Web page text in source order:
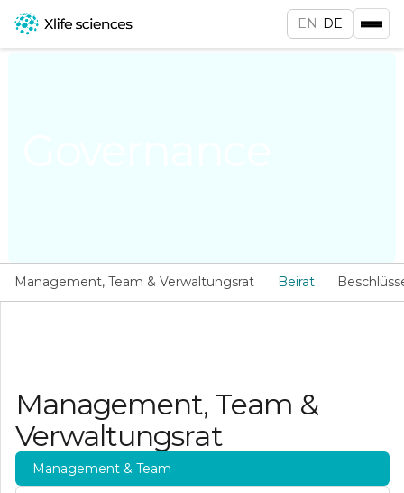
EN DE
Management, Team & Verwaltungsrat Beirat
Management, Team &
Verwaltungsrat
Management & Team